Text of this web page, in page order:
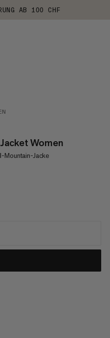
AB 100 CHF
Women
Mountain-Jacke